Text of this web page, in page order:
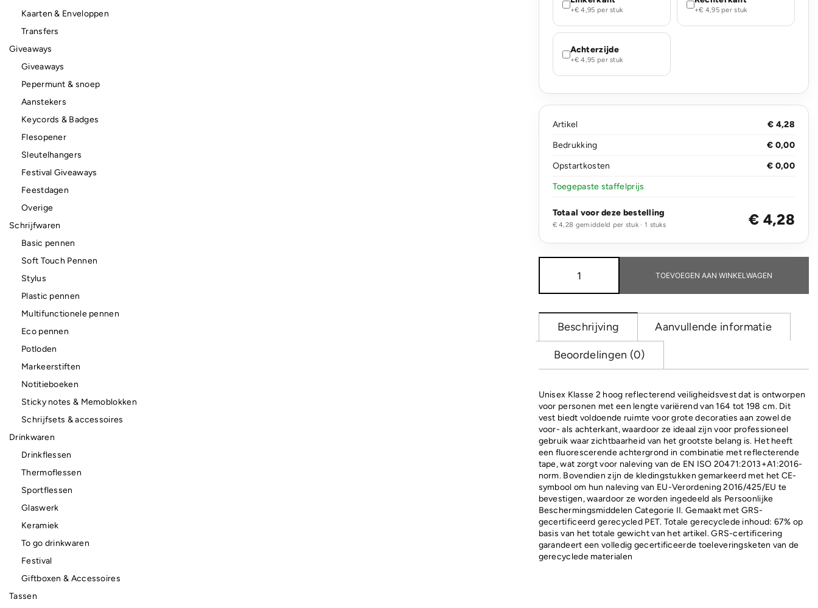
+€ 4,95 per stuk +€ 4,95 per stuk
Achterzijde
+€ 4,95 per stuk
Artikel
€ 4,28
Bedrukking
€ 0,00
Opstartkosten
€ 0,00
Toegepaste staffelprijs
Totaal voor deze bestelling
€ 4,28 gemiddeld per stuk · 1 stuks € 4,28
gerecycled
aantal
TOEVOEGEN AAN WINKELWAGEN
Beschrijving Aanvullende informatie
Beoordelingen (0)
Unisex Klasse 2 hoog reflecterend veiligheidsvest dat is ontworpen
voor personen met een lengte variërend van 164 tot 198 cm. Dit
vest biedt voldoende ruimte voor grote decoraties aan zowel de
voor- als achterkant, waardoor ze ideaal zijn voor professioneel
gebruik waar zichtbaarheid van het grootste belang is. Het heeft
een fluorescerende achtergrond in combinatie met reflecterende
tape, wat zorgt voor naleving van de EN ISO 20471:2013+A1:2016-
norm. Bovendien zijn de kledingstukken gemarkeerd met het CE-
symbool om hun naleving van EU-Verordening 2016/425/EU te
bevestigen, waardoor ze worden ingedeeld als Persoonlijke
Beschermingsmiddelen Categorie II. Gemaakt met GRS-
gecertificeerd gerecycled PET. Totale gerecyclede inhoud: 67% op
basis van het totale gewicht van het artikel. GRS-certificering
garandeert een volledig gecertificeerde toeleveringsketen van de
gerecyclede materialen
Kaarten & Enveloppen
Transfers
Giveaways
Giveaways
Pepermunt & snoep
Aanstekers
Keycords & Badges
Flesopener
Sleutelhangers
Festival Giveaways
Feestdagen
Overige
Schrijfwaren
Basic pennen
Soft Touch Pennen
Stylus
Plastic pennen
Multifunctionele pennen
Eco pennen
Potloden
Markeerstiften
Notitieboeken
Sticky notes & Memoblokken
Schrijfsets & accessoires
Drinkwaren
Drinkflessen
Thermoflessen
Sportflessen
Glaswerk
Keramiek
To go drinkwaren
Festival
Giftboxen & Accessoires
Tassen